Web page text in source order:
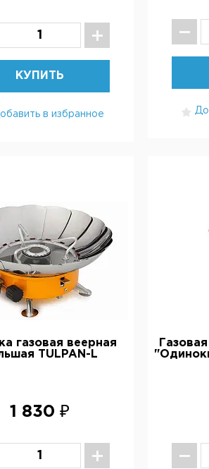
КУПИТЬ
в избранное
газовая веерная
TULPAN-L
1 830 ₽